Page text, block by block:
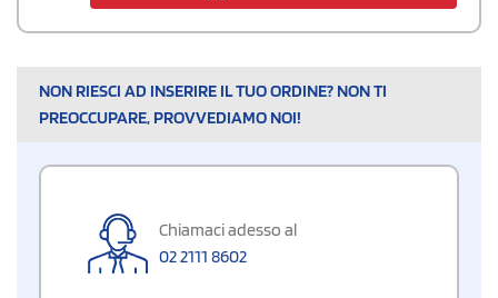
NON RIESCI AD INSERIRE IL TUO ORDINE? NON TI
PREOCCUPARE, PROVVEDIAMO NOI!
Chiamaci adesso al
02 2111 8602